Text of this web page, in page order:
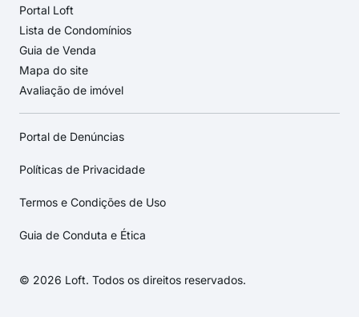
Portal Loft
Lista de Condomínios
Guia de Venda
Mapa do site
Avaliação de imóvel
Portal de Denúncias
Políticas de Privacidade
Termos e Condições de Uso
Guia de Conduta e Ética
© 2026 Loft. Todos os direitos reservados.